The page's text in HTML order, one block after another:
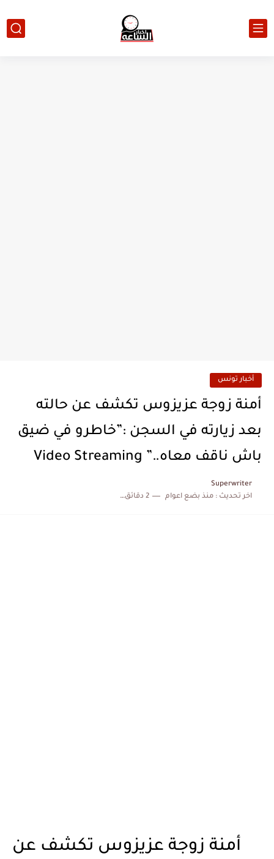
أخبار تونس
أمنة زوجة عزيزوس تكشف عن حالته
بعد زيارته في السجن :”خاطرو في ضيق
باش ناقف معاه..” Video Streaming
Superwriter
اخر تحديث :منذ بضع اعوام 2 دقائق للقراءة
أمنة زوجة عزيزوس تكشف عن